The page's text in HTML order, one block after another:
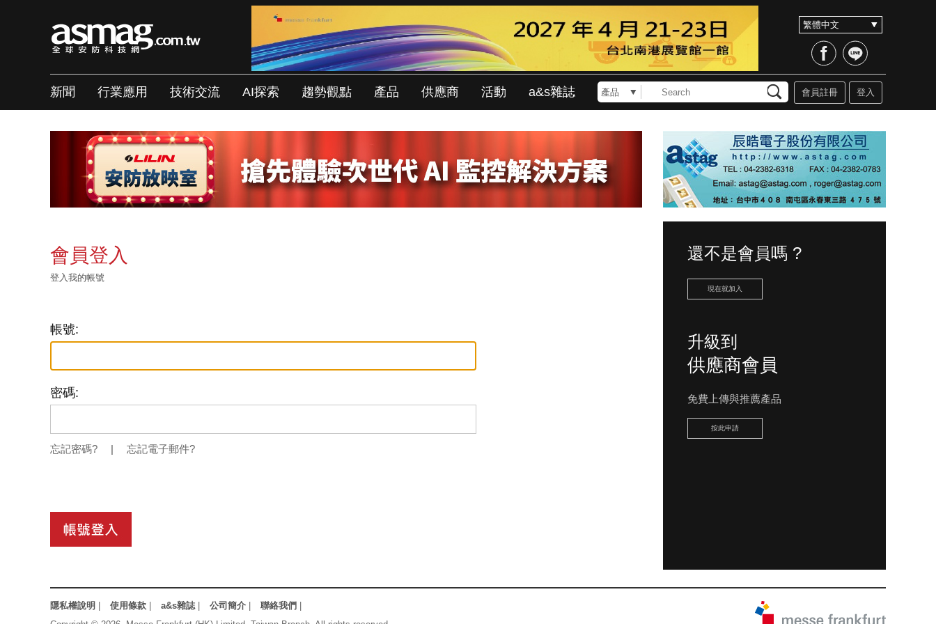
新聞 行業應用 技術交流 AI探索 趨勢觀點 產品 供應商 活動 a&s雜誌 登入
會員註冊
會員登入
登入我的帳號
帳號:
密碼:
忘記密碼? | 忘記電子郵件?
還不是會員嗎 ?
現在就加入
升級到
供應商會員
免費上傳與推薦產品
按此申請
隱私權說明 使用條款 a&s雜誌| 公司簡介 聯絡我們